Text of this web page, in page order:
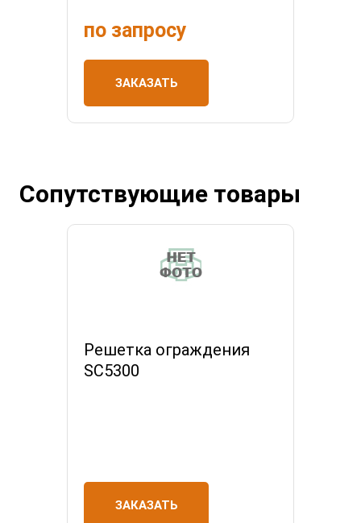
по запросу
ЗАКАЗАТЬ
Сопутствующие товары
Решетка ограждения
SC5300
ЗАКАЗАТЬ